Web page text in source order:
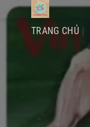
Chuyển
TRANG CHỦ